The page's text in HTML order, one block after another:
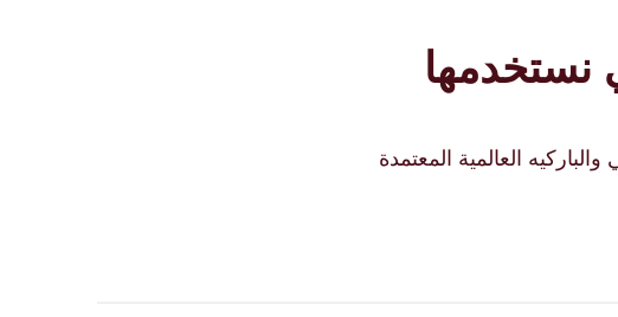
نستخدمها
العالمية المعتمدة